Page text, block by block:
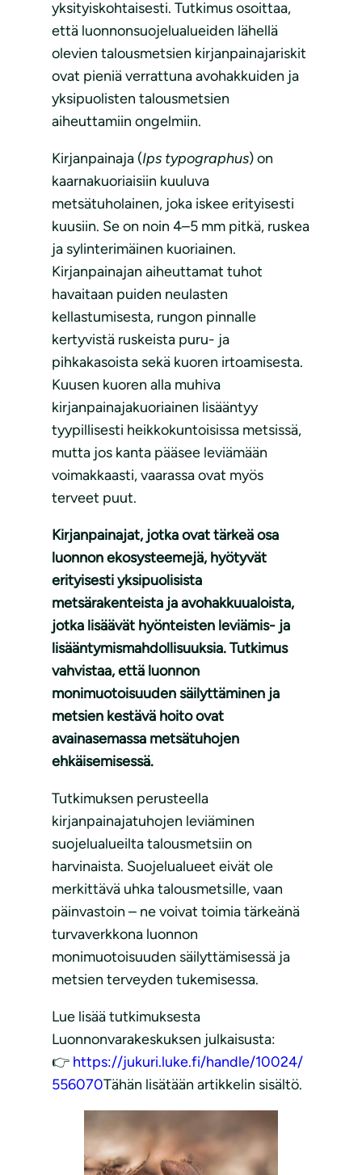
yksityiskohtaisesti. Tutkimus osoittaa,
että luonnonsuojelualueiden lähellä
olevien talousmetsien kirjanpainajariskit
ovat pieniä verrattuna avohakkuiden ja
yksipuolisten talousmetsien
aiheuttamiin ongelmiin.
Kirjanpainaja (Ips typographus) on
kaarnakuoriaisiin kuuluva
metsätuholainen, joka iskee erityisesti
kuusiin. Se on noin 4–5 mm pitkä, ruskea
ja sylinterimäinen kuoriainen.
Kirjanpainajan aiheuttamat tuhot
havaitaan puiden neulasten
kellastumisesta, rungon pinnalle
kertyvistä ruskeista puru- ja
pihkakasoista sekä kuoren irtoamisesta.
Kuusen kuoren alla muhiva
kirjanpainajakuoriainen lisääntyy
tyypillisesti heikkokuntoisissa metsissä,
mutta jos kanta pääsee leviämään
voimakkaasti, vaarassa ovat myös
terveet puut.
Kirjanpainajat, jotka ovat tärkeä osa
luonnon ekosysteemejä, hyötyvät
erityisesti yksipuolisista
metsärakenteista ja avohakkuualoista,
jotka lisäävät hyönteisten leviämis- ja
lisääntymismahdollisuuksia. Tutkimus
vahvistaa, että luonnon
monimuotoisuuden säilyttäminen ja
metsien kestävä hoito ovat
avainasemassa metsätuhojen
ehkäisemisessä.
Tutkimuksen perusteella
kirjanpainajatuhojen leviäminen
suojelualueilta talousmetsiin on
harvinaista. Suojelualueet eivät ole
merkittävä uhka talousmetsille, vaan
päinvastoin – ne voivat toimia tärkeänä
turvaverkkona luonnon
monimuotoisuuden säilyttämisessä ja
metsien terveyden tukemisessa.
Lue lisää tutkimuksesta
Luonnonvarakeskuksen julkaisusta:
👉 https://jukuri.luke.fi/handle/10024/
556070Tähän lisätään artikkelin sisältö.